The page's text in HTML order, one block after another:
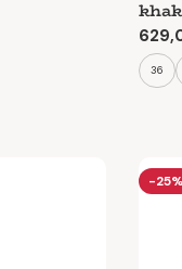
pris
36
-25%